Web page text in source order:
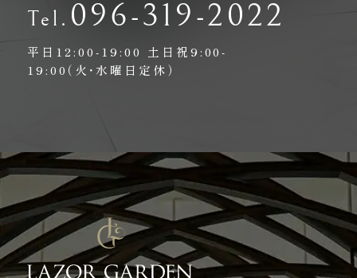
096-319-2022
平日12:00-19:00 土日祝9:00-
19:00（火・水曜日定休）